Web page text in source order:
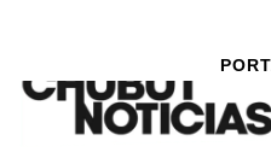
contenido